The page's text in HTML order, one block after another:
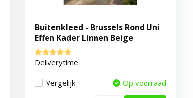
Buitenkleed - Brussels Rond Uni
Effen Kader Linnen Beige
Deliverytime
Vergelijk Op voorraad